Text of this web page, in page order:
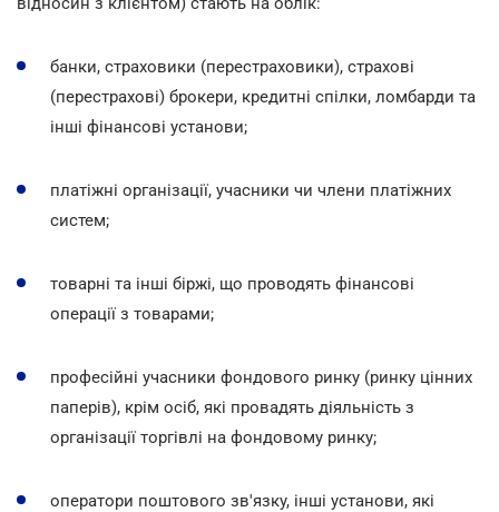
банки, страховики (перестраховики), страхові
(перестрахові) брокери, кредитні спілки, ломбарди та
інші фінансові установи;
платіжні організації, учасники чи члени платіжних
систем;
товарні та інші біржі, що проводять фінансові
операції з товарами;
професійні учасники фондового ринку (ринку цінних
паперів), крім осіб, які провадять діяльність з
організації торгівлі на фондовому ринку;
оператори поштового зв'язку, інші установи, які